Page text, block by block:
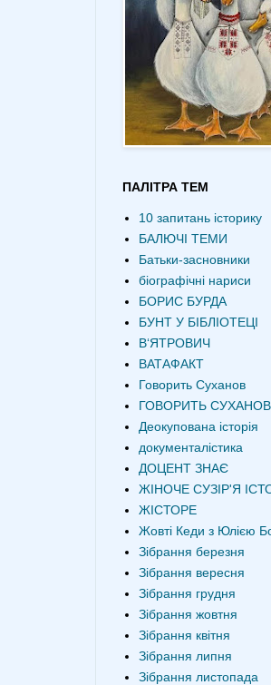
ПАЛІТРА ТЕМ
10 запитань історику
БАЛЮЧІ ТЕМИ
Батьки-засновники
біографічні нариси
БОРИС БУРДА
БУНТ У БІБЛІОТЕЦІ
В‘ЯТРОВИЧ
ВАТАФАКТ
Говорить Суханов
ГОВОРИТЬ СУХАНОВ
Деокупована історія
документалістика
ДОЦЕНТ ЗНАЄ
ЖІНОЧЕ СУЗІР'Я
ЖІСТОРЕ
Жовті Кеди з Юлією
Зібрання березня
Зібрання вересня
Зібрання грудня
Зібрання жовтня
Зібрання квітня
Зібрання липня
Зібрання листопада